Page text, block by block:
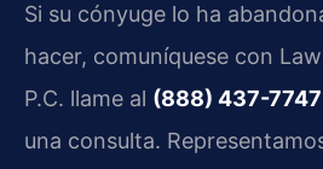
Si su cónyuge lo ha
hacer, comuníquese con
P.C. llame al (888) 437-7747
una consulta.